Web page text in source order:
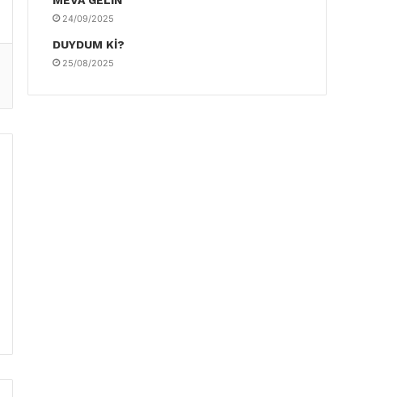
24/09/2025
DUYDUM Kİ?
25/08/2025